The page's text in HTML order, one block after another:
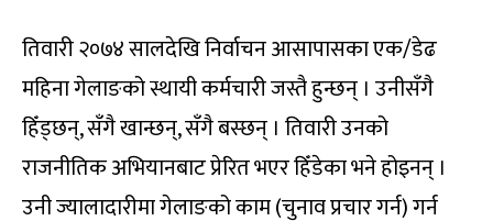
तिवारी २०७४ सालदेखि निर्वाचन आसापासका एक/डेढ
महिना गेलाङको स्थायी कर्मचारी जस्तै हुन्छन् । उनीसँगै
हिँड्छन्, सँगै खान्छन्, सँगै बस्छन् । तिवारी उनको
राजनीतिक अभियानबाट प्रेरित भएर हिँडेका भने होइनन् ।
उनी ज्यालादारीमा गेलाङको काम (चुनाव प्रचार गर्न) गर्न